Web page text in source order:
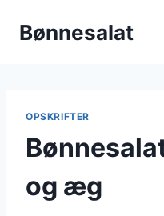
Bønnesalat
OPSKRIFTER
og æg